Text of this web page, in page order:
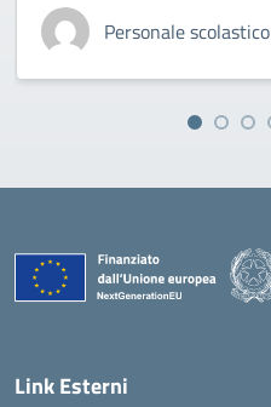
Personale scolastico
Link Esterni